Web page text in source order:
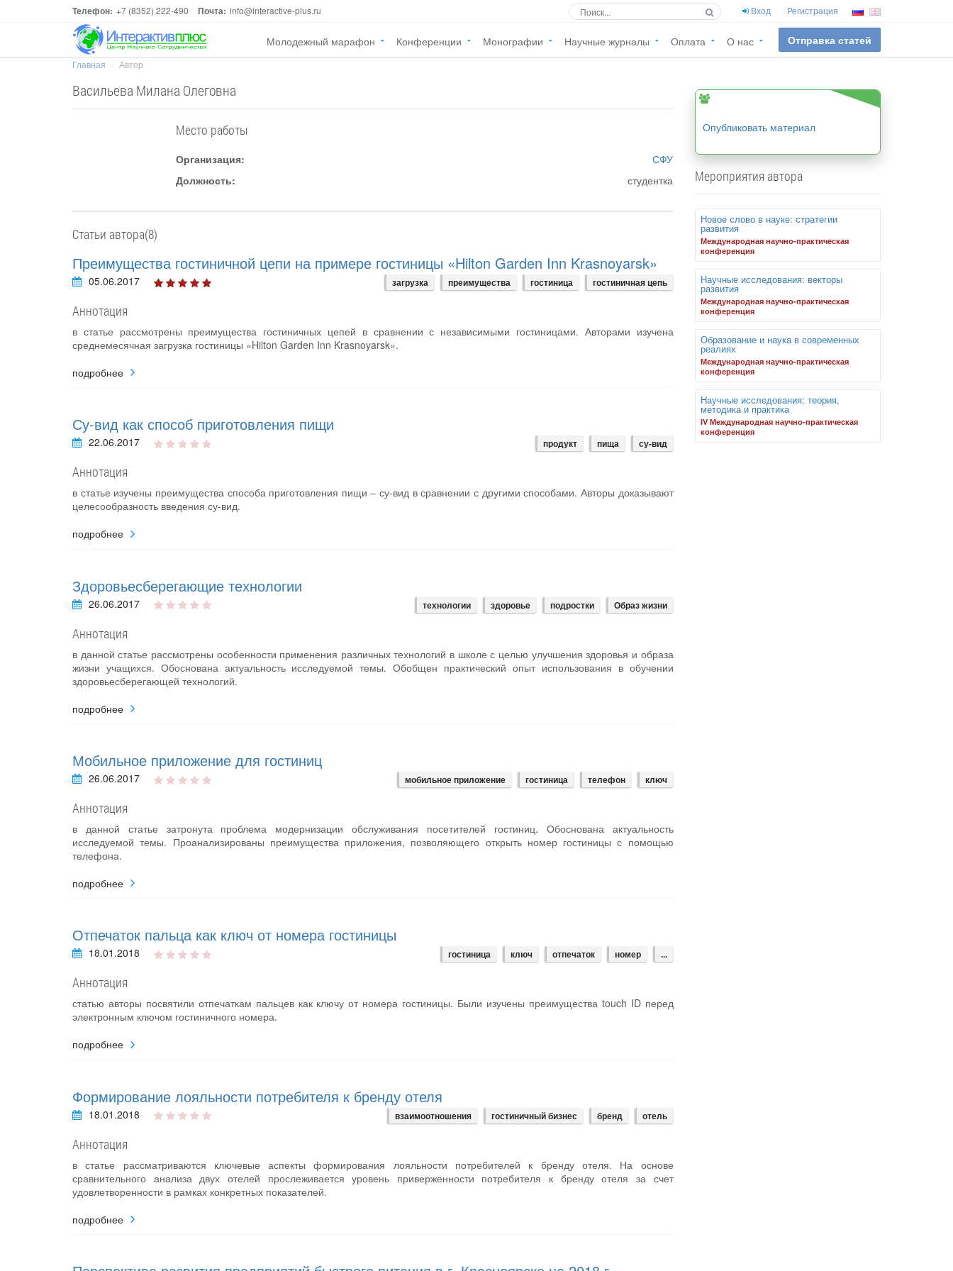
Телефон: +7 (8352) 222-490 Почта: info@interactive-plus.ru Вход Регистрация
Молодежный марафон Конференции Монографии Научные журналы Оплата О нас Отправка статей
Главная Автор
Васильева Милана Олеговна
Место работы
Организация:
СФУ
Должность:
студентка
Статьи автора(8)
Преимущества гостиничной цепи на примере гостиницы «Hilton Garden Inn Krasnoyarsk»
05.06.2017 загрузка преимущества гостиница гостиничная цепь
Аннотация
в статье рассмотрены преимущества гостиничных цепей в сравнении с независимыми гостиницами. Авторами изучена
среднемесячная загрузка гостиницы «Hilton Garden Inn Krasnoyarsk».
подробнее
Су-вид как способ приготовления пищи
22.06.2017 продукт пища су-вид
Аннотация
в статье изучены преимущества способа приготовления пищи – су-вид в сравнении с другими способами. Авторы доказывают
целесообразность введения су-вид.
подробнее
Здоровьесберегающие технологии
26.06.2017 технологии здоровье подростки Образ жизни
Аннотация
в данной статье рассмотрены особенности применения различных технологий в школе с целью улучшения здоровья и образа
жизни учащихся. Обоснована актуальность исследуемой темы. Обобщен практический опыт использования в обучении
здоровьесберегающей технологий.
подробнее
Мобильное приложение для гостиниц
26.06.2017 мобильное приложение гостиница телефон ключ
Аннотация
в данной статье затронута проблема модернизации обслуживания посетителей гостиниц. Обоснована актуальность
исследуемой темы. Проанализированы преимущества приложения, позволяющего открыть номер гостиницы с помощью
телефона.
подробнее
Отпечаток пальца как ключ от номера гостиницы
18.01.2018 гостиница ключ отпечаток номер ...
Аннотация
статью авторы посвятили отпечаткам пальцев как ключу от номера гостиницы. Были изучены преимущества touch ID перед
электронным ключом гостиничного номера.
подробнее
Формирование лояльности потребителя к бренду отеля
18.01.2018 взаимоотношения гостиничный бизнес бренд отель
Аннотация
в статье рассматриваются ключевые аспекты формирования лояльности потребителей к бренду отеля. На основе
сравнительного анализа двух отелей прослеживается уровень приверженности потребителя к бренду отеля за счет
удовлетворенности в рамках конкретных показателей.
подробнее
Опубликовать материал
Мероприятия автора
Новое слово в науке: стратегии
развития
Международная научно-практическая
конференция
Научные исследования: векторы
развития
Международная научно-практическая
конференция
Образование и наука в современных
реалиях
Международная научно-практическая
конференция
Научные исследования: теория,
методика и практика
IV Международная научно-практическая
конференция